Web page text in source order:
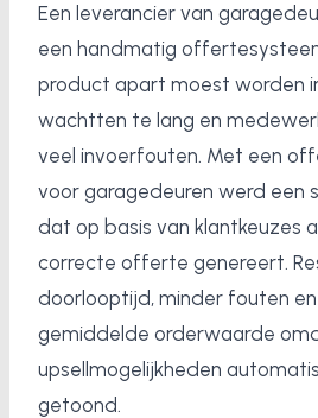
Een leverancier van
een handmatig
product apart moest worden
wachtten te lang en
veel invoerfouten. Met een
voor garagedeuren werd een
dat op basis van klantkeuzes
correcte offerte genereert.
doorlooptijd, minder fouten
gemiddelde orderwaarde
upsellmogelijkheden
getoond.